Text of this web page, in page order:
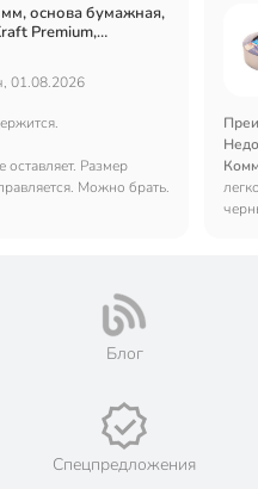
основа бумажная,
Premium,
01.08.2026
оставляет. Размер
Можно брать.
Блог
Спецпредложения